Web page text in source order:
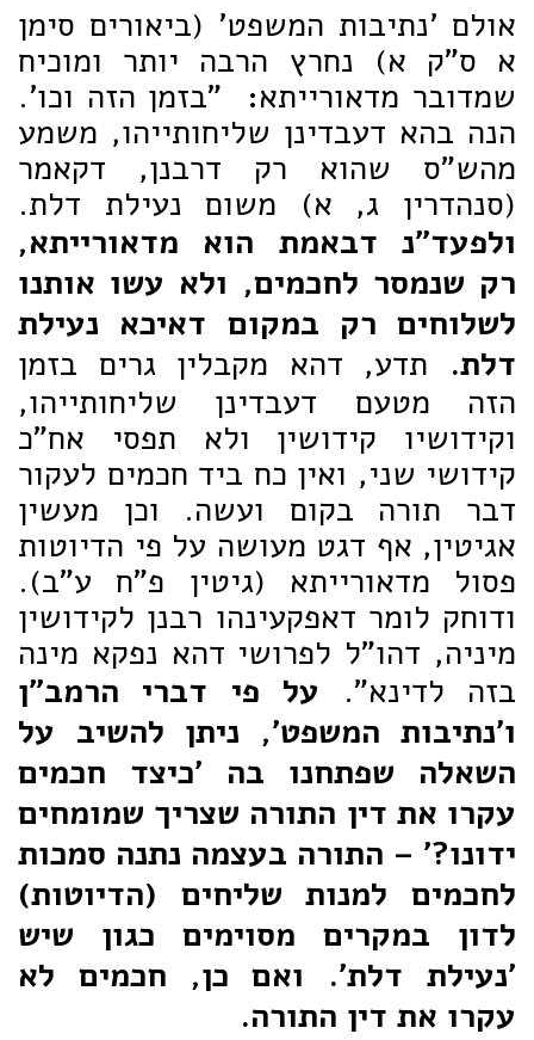
אולם 'נתיבות המשפט' (ביאורים סימן
א ס"ק א) נחרץ הרבה יותר ומוכיח
שמדובר מדאורייתא: "בזמן הזה וכו'.
הנה בהא דעבדינן שליחותייהו, משמע
מהש"ס שהוא רק דרבנן, דקאמר
(סנהדרין ג, א) משום נעילת דלת.
ולפעד"נ דבאמת הוא מדאורייתא,
רק שנמסר לחכמים, ולא עשו אותנו
לשלוחים רק במקום דאיכא נעילת
דלת. תדע, דהא מקבלין גרים בזמן
הזה מטעם דעבדינן שליחותייהו,
וקידושיו קידושין ולא תפסי אח"כ
קידושי שני, ואין כח ביד חכמים לעקור
דבר תורה בקום ועשה. וכן מעשין
אגיטין, אף דגט מעושה על פי הדיוטות
פסול מדאורייתא (גיטין פ"ח ע"ב).
ודוחק לומר דאפקעינהו רבנן לקידושין
מיניה, דהו"ל לפרושי דהא נפקא מינה
בזה לדינא". על פי דברי הרמב"ן
ו'נתיבות המשפט', ניתן להשיב על
השאלה שפתחנו בה 'כיצד חכמים
עקרו את דין התורה שצריך שמומחים
ידונו?' – התורה בעצמה נתנה סמכות
לחכמים למנות שליחים (הדיוטות)
לדון במקרים מסוימים כגון שיש
'נעילת דלת'. ואם כן, חכמים לא
עקרו את דין התורה.